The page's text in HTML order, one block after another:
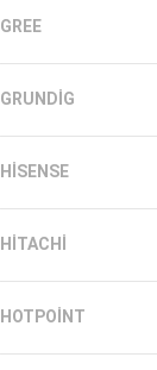
GREE
GRUNDIG
HISENSE
HITACHI
HOTPOINT